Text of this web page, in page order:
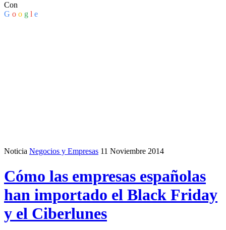
Con
G o o g l e
Noticia Negocios y Empresas 11 Noviembre 2014
Cómo las empresas españolas
han importado el Black Friday
y el Ciberlunes